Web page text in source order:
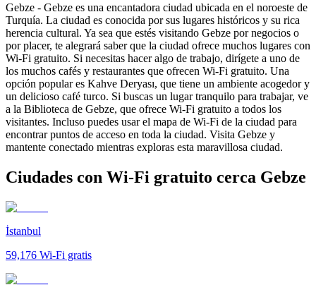
Gebze - Gebze es una encantadora ciudad ubicada en el noroeste de
Turquía. La ciudad es conocida por sus lugares históricos y su rica
herencia cultural. Ya sea que estés visitando Gebze por negocios o
por placer, te alegrará saber que la ciudad ofrece muchos lugares con
Wi-Fi gratuito. Si necesitas hacer algo de trabajo, dirígete a uno de
los muchos cafés y restaurantes que ofrecen Wi-Fi gratuito. Una
opción popular es Kahve Deryası, que tiene un ambiente acogedor y
un delicioso café turco. Si buscas un lugar tranquilo para trabajar, ve
a la Biblioteca de Gebze, que ofrece Wi-Fi gratuito a todos los
visitantes. Incluso puedes usar el mapa de Wi-Fi de la ciudad para
encontrar puntos de acceso en toda la ciudad. Visita Gebze y
mantente conectado mientras exploras esta maravillosa ciudad.
Ciudades con Wi-Fi gratuito cerca Gebze
İstanbul
59,176 Wi-Fi gratis